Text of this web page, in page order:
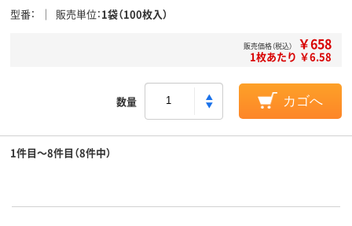
型番 販売単位 1袋（100枚入）
販売価格（税込） ￥658
1枚あたり ￥6.58
数量 カゴへ
1件目～8件目（8件中）